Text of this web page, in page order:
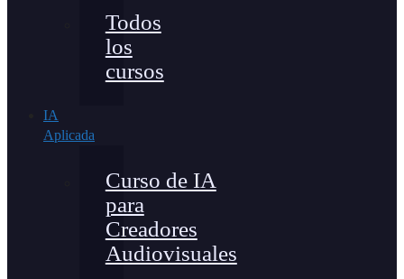
Todos
los
cursos
IA
Aplicada
Curso de IA
para
Creadores
Audiovisuales